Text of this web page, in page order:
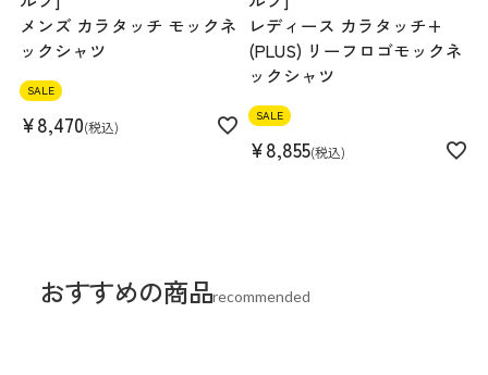
メンズ カラタッチ モックネ
ックシャツ
SALE
¥8,470 税込
レディース カラタッチ+
(PLUS) リーフロゴモックネ
ックシャツ
SALE
¥8,855 税込
おすすめの商品recommended